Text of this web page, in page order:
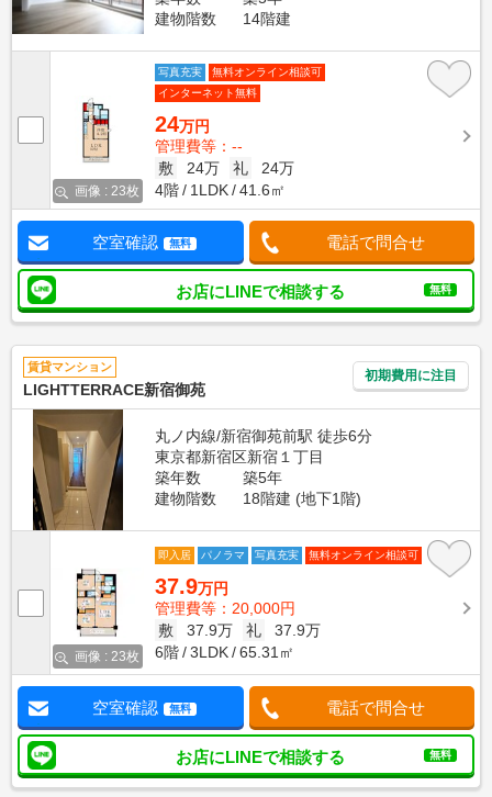
建物階数
14階建
画像 : 23枚
写真充実
無料オンライン相談可
インターネット無料
24万円
管理費等：--
敷
24万 礼
24万
4階
1LDK 41.6㎡
空室確認 無料 電話で問合せ
お店にLINEで相談する 無料
賃貸マンション
LIGHTTERRACE新宿御苑
初期費用に注目
丸ノ内線/新宿御苑前駅 徒歩6分
東京都新宿区新宿１丁目
築年数
築5年
建物階数
18階建 (地下1階)
画像 : 23枚
即入居 パノラマ 写真充実 無料オンライン相談可
37.9万円
管理費等：20,000円
敷
37.9万 礼
37.9万
6階
3LDK 65.31㎡
空室確認 無料 電話で問合せ
お店にLINEで相談する 無料